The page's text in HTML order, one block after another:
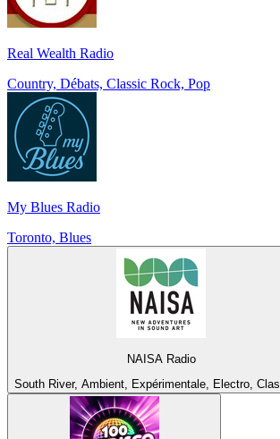
Real Wealth Radio
Country, Débats, Classic Rock, Pop
My Blues Radio
Toronto, Blues
NAISA Radio
South River, Ambient, Expérimentale, Electro,